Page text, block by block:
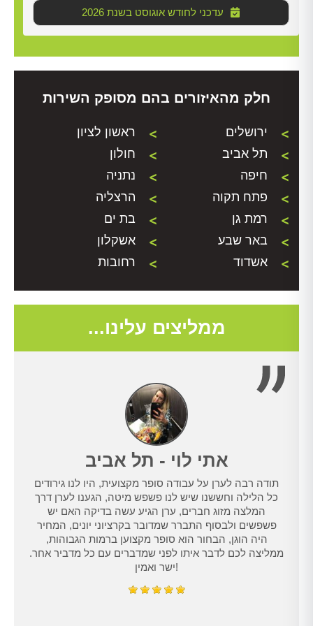
2026 עדכני לחודש אוגוסט בשנת
חלק מהאיזורים בהם מסופק השירות
ירושלים
ראשון לציון
תל אביב
חולון
חיפה
נתניה
פתח תקוה
הרצליה
רמת גן
בת ים
באר שבע
אשקלון
אשדוד
רחובות
ממליצים עלינו...
אתי לוי - תל אביב
תודה רבה לערן על עבודה סופר מקצועית, היו לנו גירודים
כל הלילה וחששנו שיש לנו פשפש מיטה, הגענו לערן דרך
המלצה מזוג חברים, ערן הגיע עשה בדיקה האם יש
פשפשים ולבסוף התברר שמדובר בקרציוני יונים, המחיר
היה הוגן, הבחור הוא סופר מקצוען ברמות הגבוהות,
ממליצה לכם לדבר איתו לפני שמדברים עם כל מדביר אחר.
ישר ואמין!